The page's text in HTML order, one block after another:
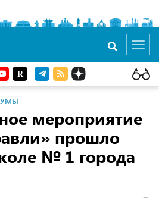
мероприятие
прошло
№ 1 города